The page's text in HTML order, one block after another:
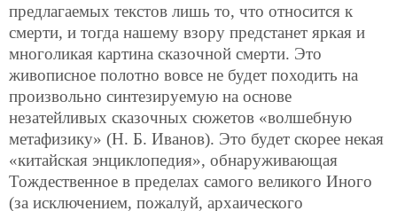
предлагаемых текстов лишь то, что относится к
смерти, и тогда нашему взору предстанет яркая и
многоликая картина сказочной смерти. Это
живописное полотно вовсе не будет походить на
произвольно синтезируемую на основе
незатейливых сказочных сюжетов «волшебную
метафизику» (Н. Б. Иванов). Это будет скорее некая
«китайская энциклопедия», обнаруживающая
Тождественное в пределах самого великого Иного
(за исключением, пожалуй, архаического